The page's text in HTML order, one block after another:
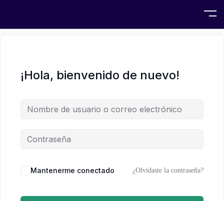
¡Hola, bienvenido de nuevo!
Mantenerme conectado ¿Olvidaste la contraseña?